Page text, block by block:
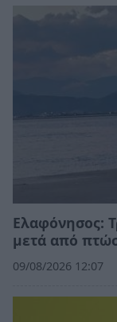
Ελαφόνησος:
μετά από
09/08/2026 12:07